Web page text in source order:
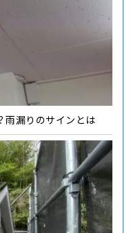
雨漏りのサインとは